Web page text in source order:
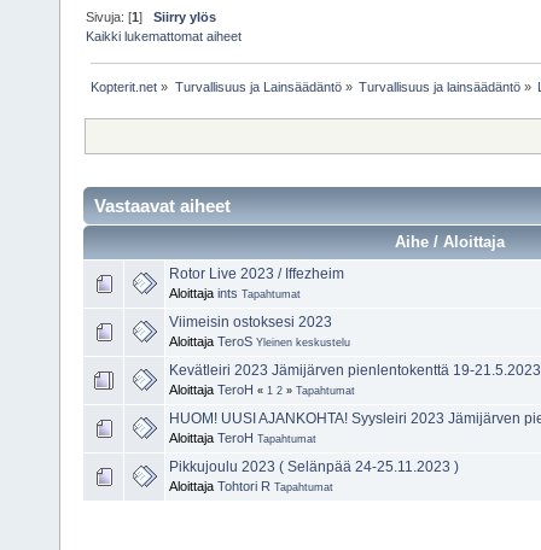
Sivuja: [1]Siirry ylös
Kaikki lukemattomat aiheet
Kopterit.net » Turvallisuus ja Lainsäädäntö» Turvallisuus ja lainsäädäntö»
Vastaavat aiheet
Aihe / Aloittaja
Rotor Live 2023 / Iffezheim
Aloittaja ints Tapahtumat
Viimeisin ostoksesi 2023
Aloittaja TeroS Yleinen keskustelu
Kevätleiri 2023 Jämijärven pienlentokenttä 19-21.5.2023
Aloittaja TeroH « 1 2 » Tapahtumat
HUOM! UUSI AJANKOHTA! Syysleiri 2023 Jämijärven
Aloittaja TeroH Tapahtumat
Pikkujoulu 2023 ( Selänpää 24-25.11.2023 )
Aloittaja Tohtori R Tapahtumat